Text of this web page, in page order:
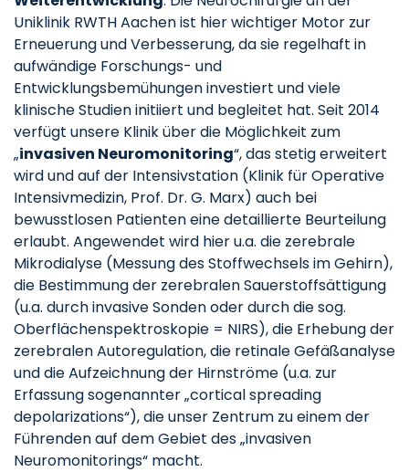
Uniklinik RWTH Aachen ist hier wichtiger Motor zur
Erneuerung und Verbesserung, da sie regelhaft in
aufwändige Forschungs- und
Entwicklungsbemühungen investiert und viele
klinische Studien initiiert und begleitet hat. Seit 2014
verfügt unsere Klinik über die Möglichkeit zum
„invasiven Neuromonitoring“, das stetig erweitert
wird und auf der Intensivstation (Klinik für Operative
Intensivmedizin, Prof. Dr. G. Marx) auch bei
bewusstlosen Patienten eine detaillierte Beurteilung
erlaubt. Angewendet wird hier u.a. die zerebrale
Mikrodialyse (Messung des Stoffwechsels im Gehirn),
die Bestimmung der zerebralen Sauerstoffsättigung
(u.a. durch invasive Sonden oder durch die sog.
Oberflächenspektroskopie = NIRS), die Erhebung der
zerebralen Autoregulation, die retinale Gefäßanalyse
und die Aufzeichnung der Hirnströme (u.a. zur
Erfassung sogenannter „cortical spreading
depolarizations“), die unser Zentrum zu einem der
Führenden auf dem Gebiet des „invasiven
Neuromonitorings“ macht.